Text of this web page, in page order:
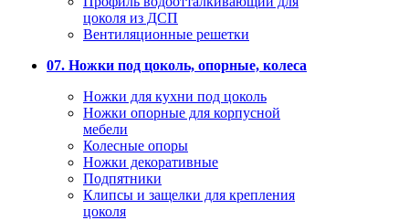
цоколя из ДСП
Вентиляционные решетки
07. Ножки под цоколь, опорные, колеса
Ножки для кухни под цоколь
Ножки опорные для корпусной
мебели
Колесные опоры
Ножки декоративные
Подпятники
Клипсы и защелки для крепления
цоколя